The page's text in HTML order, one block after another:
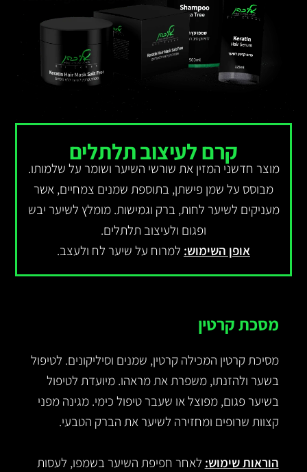
קרם לעיצוב תלתלים
מוצר חדשני המזין את שורשי השיער ושומר על שלמותו.
מבוסס על שמן פישתן, בתוספת שמנים צמחיים, אשר
מעניקים לשיער לחות, ברק וגמישות. מומלץ לשיער יבש
ופגום ולעיצוב תלתלים.
אופן השימוש: למרוח על שיער לח ולעצב.
מסכת קרטין
מסיכת קרטין המכילה קרטין, שמנים וסיליקונים. לטיפול
בשער ולהזנתו, משפרת את מראהו. מיועדת לטיפול
בשיער פגום, מפוצל או שעבר טיפול כימי. מגינה מפני
קצוות שרופים ומחזירה לשיער את הברק הטבעי.
הוראות שימוש: לאחר חפיפת השיער בשמפו, לעסות